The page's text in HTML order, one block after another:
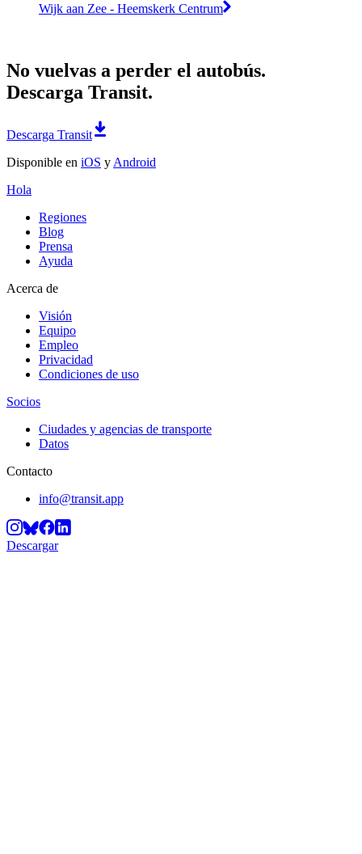
Wijk aan Zee - Heemskerk Centrum
No vuelvas a perder el autobús.
Descarga Transit.
Descarga Transit
Disponible en iOS y Android
Hola
Regiones
Blog
Prensa
Ayuda
Acerca de
Visión
Equipo
Empleo
Privacidad
Condiciones de uso
Socios
Ciudades y agencias de transporte
Datos
Contacto
info@transit.app
Descargar